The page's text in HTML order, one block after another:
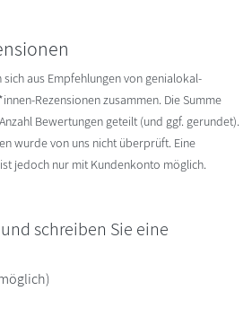
sich aus Empfehlungen von genialokal-
Rezensionen zusammen. Die Summe
Bewertungen geteilt (und ggf. gerundet).
wurde von uns nicht überprüft. Eine
jedoch nur mit Kundenkonto möglich.
schreiben Sie eine